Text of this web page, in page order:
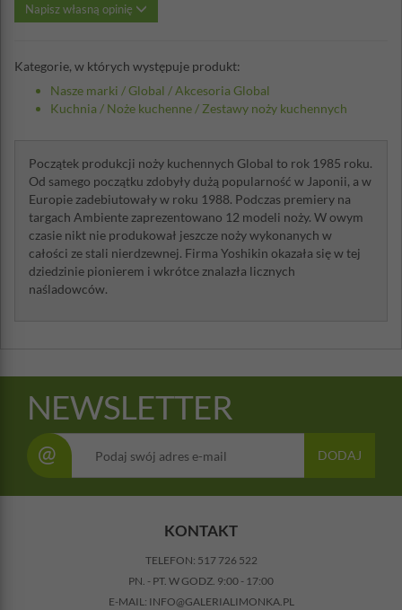
Napisz własną opinię
Kategorie, w których występuje produkt:
Nasze marki /Global /Akcesoria Global
Kuchnia / Noże kuchenne / Zestawy noży kuchennych
Początek produkcji noży kuchennych Global to rok 1985 roku.
Od samego początku zdobyły dużą popularność w Japonii, a w
Europie zadebiutowały w roku 1988. Podczas premiery na
targach Ambiente zaprezentowano 12 modeli noży. W owym
czasie nikt nie produkował jeszcze noży wykonanych w
całości ze stali nierdzewnej. Firma Yoshikin okazała się w tej
dziedzinie pionierem i wkrótce znalazła licznych
naśladowców.
NEWSLETTER
@ DODAJ
KONTAKT
TELEFON: 517 726 522
PN. - PT. W GODZ. 9:00 - 17:00
E-MAIL: INFO@GALERIALIMONKA.PL